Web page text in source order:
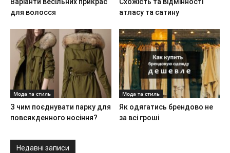
для волосся
атласу та сатину
Мода та стиль
З чим поєднувати парку для
повсякденного носіння?
Мода та стиль
Як одягатись брендово не
за всі гроші
Недавні записи